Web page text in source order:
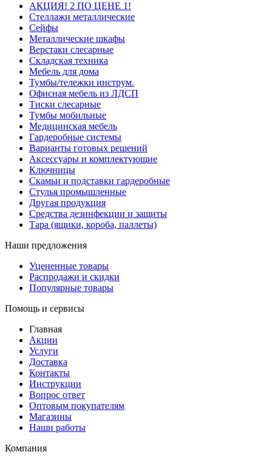
АКЦИЯ! 2 ПО ЦЕНЕ 1!
Стеллажи металлические
Сейфы
Металлические шкафы
Верстаки слесарные
Складская техника
Мебель для дома
Тумбы/тележки инструм.
Офисная мебель из ЛДСП
Тиски слесарные
Тумбы мобильные
Медицинская мебель
Гардеробные системы
Варианты готовых решений
Аксессуары и комплектующие
Ключницы
Скамьи и подставки гардеробные
Стулья промышленные
Другая продукция
Средства дезинфекции и защиты
Тара (ящики, короба, паллеты)
Наши предложения
Уцененные товары
Распродажи и скидки
Популярные товары
Помощь и сервисы
Главная
Акции
Услуги
Доставка
Контакты
Инструкции
Вопрос ответ
Оптовым покупателям
Магазины
Наши работы
Компания